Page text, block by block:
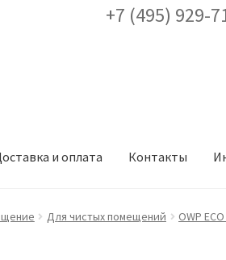
+7 (495) 929-
и оплата Контакты
Доставка и оплата Заказ проекта
Для чистых помещений OWP ECO